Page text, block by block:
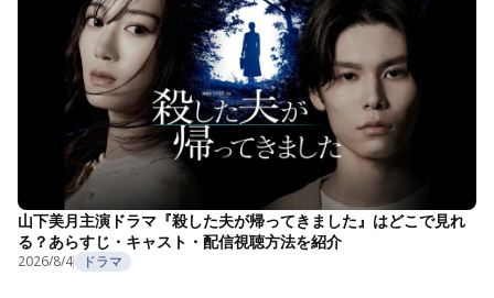
山下美月主演ドラマ『殺した夫が帰ってきました』はどこで見れ
る？あらすじ・キャスト・配信視聴方法を紹介
2026/8/4 ドラマ